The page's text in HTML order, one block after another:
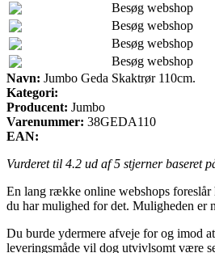
Besøg webshop
Besøg webshop
Besøg webshop
Besøg webshop
Navn: Jumbo Geda Skaktrør 110cm.
Kategori:
Producent: Jumbo
Varenummer: 38GEDA110
EAN:
Vurderet til 4.2 ud af 5 stjerner baseret
En lang række online webshops foreslår
du har mulighed for det. Muligheden er
Du burde ydermere afveje for og imod
leveringsmåde vil dog utvivlsomt være